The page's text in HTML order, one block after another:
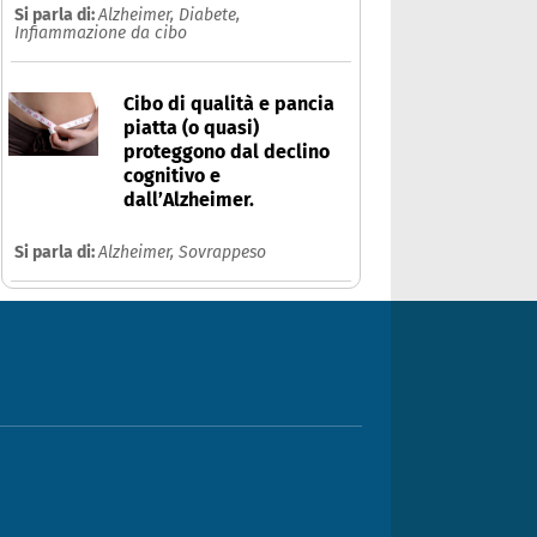
Si parla di:Alzheimer, Diabete,
Infiammazione da cibo
Cibo di qualità e pancia
piatta (o quasi)
proteggono dal declino
cognitivo e
dall’Alzheimer.
Si parla di:Alzheimer, Sovrappeso